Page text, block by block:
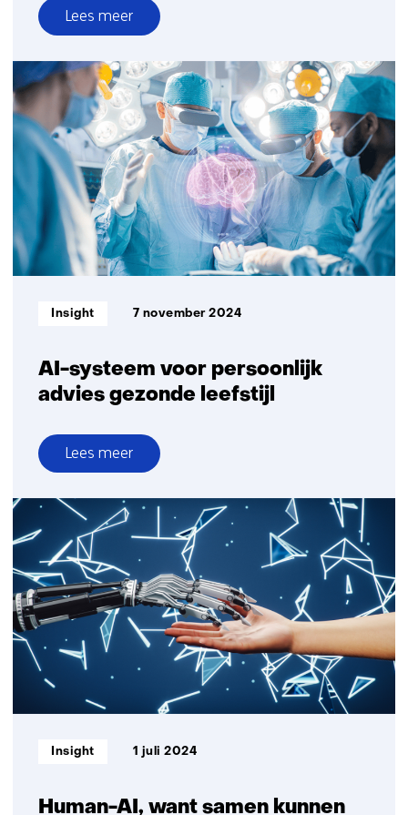
Lees meer
over
Tijdmakers
in
beeld:
Selmar
Smit
AI-systeem voor persoonlijk
advies gezonde leefstijl
Informatietype:
Insight 7 november 2024
Lees meer
over
AI-
systeem
voor
persoonlijk
advies
gezonde
leefstijl
Human-AI, want samen kunnen
Informatietype:
Insight 1 juli 2024